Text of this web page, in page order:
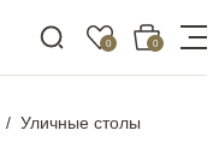
0 0
Уличные столы